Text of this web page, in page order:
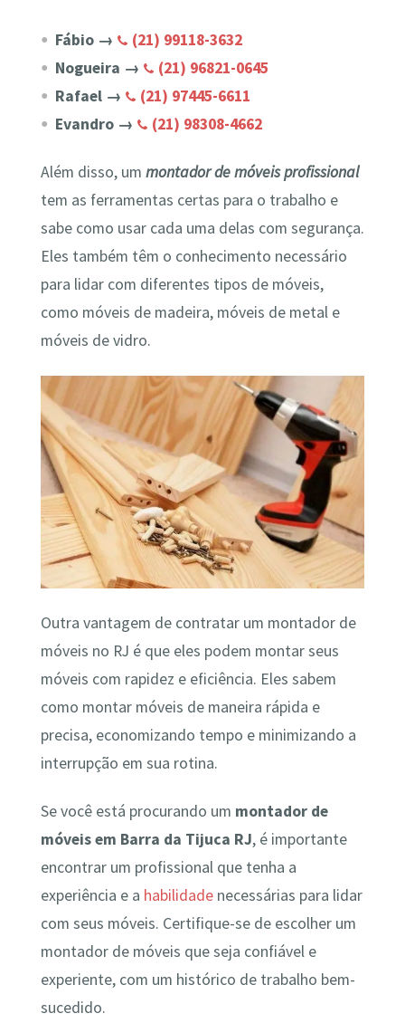
Fábio →
(21) 99118-3632
Nogueira →
(21) 96821-0645
Rafael →
(21) 97445-6611
Evandro →
(21) 98308-4662
Além disso, um montador de móveis profissional
tem as ferramentas certas para o trabalho e
sabe como usar cada uma delas com segurança.
Eles também têm o conhecimento necessário
para lidar com diferentes tipos de móveis,
como móveis de madeira, móveis de metal e
móveis de vidro.
Outra vantagem de contratar um montador de
móveis no RJ é que eles podem montar seus
móveis com rapidez e eficiência. Eles sabem
como montar móveis de maneira rápida e
precisa, economizando tempo e minimizando a
interrupção em sua rotina.
Se você está procurando um montador de
móveis em Barra da Tijuca RJ, é importante
encontrar um profissional que tenha a
experiência e a habilidadenecessárias para lidar
com seus móveis. Certifique-se de escolher um
montador de móveis que seja confiável e
experiente, com um histórico de trabalho bem-
sucedido.